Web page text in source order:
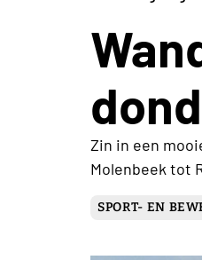
Zin in een
Molenbeek tot
SPORT- EN